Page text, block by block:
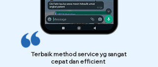
Terbaik method service yg sangat
cepat dan efficient